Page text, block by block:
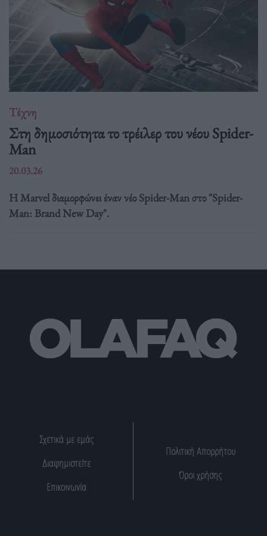
Τέχνη
Στη δημοσιότητα το τρέιλερ του νέου Spider-
Man
20.03.26
Η Marvel διαμορφώνει έναν νέο Spider-Man στο "Spider-
Man: Brand New Day".
Σχετικά με εμάς
Διαφημιστείτε
Επικοινωνία
Πολιτική Απορρήτου
Όροι χρήσης